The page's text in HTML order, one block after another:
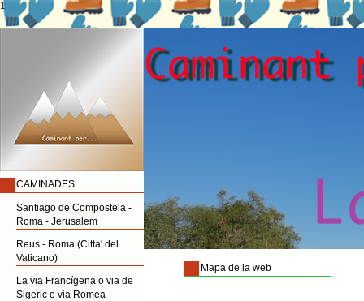
1
CAMINADES
Santiago de Compostela -
Roma - Jerusalem
Reus - Roma (Citta' del
Vaticano)
La via Francígena o via de
Sigeric o via Romea
Mapa de la web